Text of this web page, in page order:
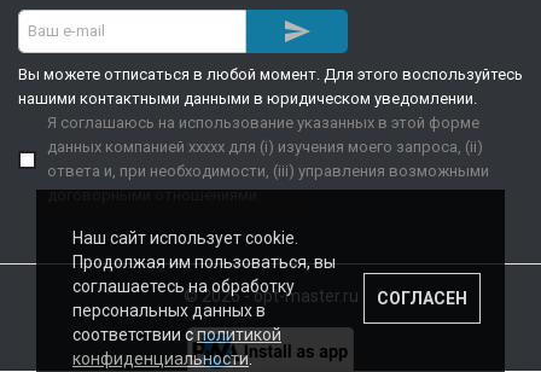

Вы можете отписаться в любой момент. Для этого воспользуйтесь
нашими контактными данными в юридическом уведомлении.
Я соглашаюсь на использование указанных в этой форме
данных компанией xxxxx для (i) изучения моего запроса, (ii)
ответа и, при необходимости, (iii) управления возможными
договорными отношениями.
© 2026 - opt-master.ru
Наш сайт использует cookie.
Продолжая им пользоваться, вы
соглашаетесь на обработку
персональных данных в
соответствии сполитикой
конфиденциальности.
СОГЛАСЕН